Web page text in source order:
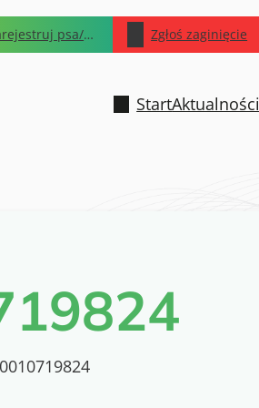
Zarejestruj psa/kota Zgłoś zaginięcie
StartAktualności